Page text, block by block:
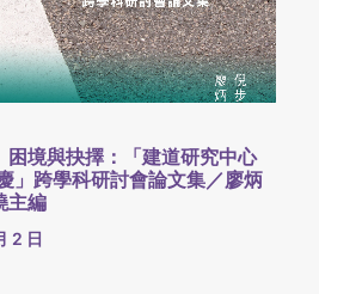
困境與抉擇：「建道研究中心
」跨學科研討會論文集／廖炳
主編
2 日